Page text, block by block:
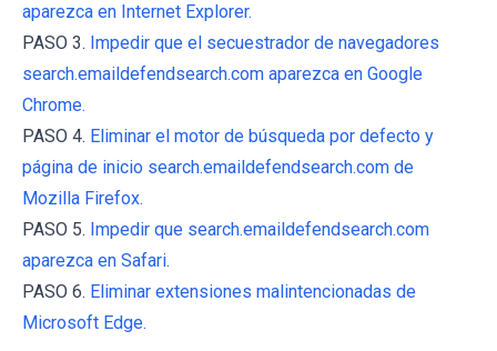
aparezca en Internet Explorer.
PASO 3. Impedir que el secuestrador de navegadores
search.emaildefendsearch.com aparezca en Google
Chrome.
PASO 4. Eliminar el motor de búsqueda por defecto y
página de inicio search.emaildefendsearch.com de
Mozilla Firefox.
PASO 5. Impedir que search.emaildefendsearch.com
aparezca en Safari.
PASO 6. Eliminar extensiones malintencionadas de
Microsoft Edge.